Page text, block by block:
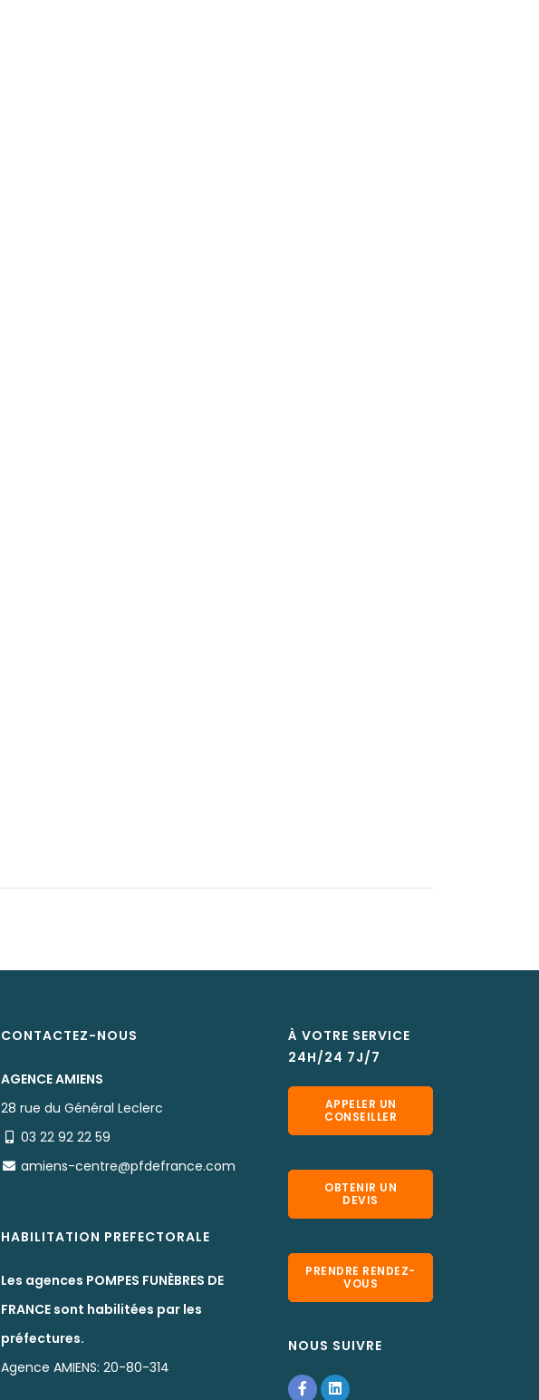
CONTACTEZ-NOUS
AGENCE AMIENS
28 rue du Général Leclerc
03 22 92 22 59
amiens-centre@pfdefrance.com
HABILITATION PREFECTORALE
Les agences POMPES FUNÈBRES DE
FRANCE sont habilitées par les
préfectures.
Agence AMIENS: 20-80-314
À VOTRE SERVICE
24H/24 7J/7
APPELER UN
CONSEILLER
OBTENIR UN
DEVIS
PRENDRE RENDEZ-
VOUS
NOUS SUIVRE